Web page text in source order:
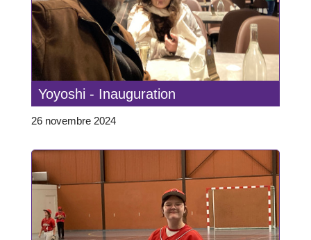
Yoyoshi - Inauguration
26 novembre 2024